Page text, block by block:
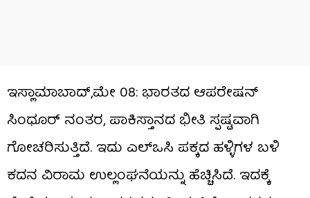
ಇಸ್ಲಾಮಾಬಾದ್,ಮೇ 08: ಭಾರತದ ಆಪರೇಷನ್
ಸಿಂಧೂರ್ ನಂತರ, ಪಾಕಿಸ್ತಾನದ ಭೀತಿ ಸ್ಪಷ್ಟವಾಗಿ
ಗೋಚರಿಸುತ್ತಿದೆ. ಇದು ಎಲ್‌ಒಸಿ ಪಕ್ಕದ ಹಳ್ಳಿಗಳ ಬಳಿ
ಕದನ ವಿರಾಮ ಉಲ್ಲಂಘನೆಯನ್ನು ಹೆಚ್ಚಿಸಿದೆ. ಇದಕ್ಕೆ